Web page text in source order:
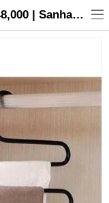
Móc treo quần và khăn 5 tầng - 48,000 | Sanhangre